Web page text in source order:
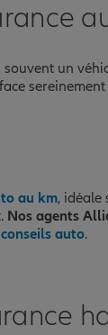
un
au km, idéale
Nos agents
conseils auto.